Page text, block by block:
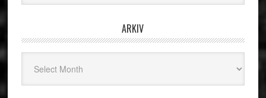
ARKIV